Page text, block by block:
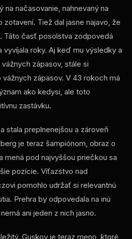
na načasovanie, nahnevaný na
zotavení. Tiež dal jasne najavo, že
Táto časť posolstva zodpovedá
vyvíjala roky. Aj keď mu výsledky a
zápasov, stále si
zápasov. V 43 rokoch má
ako kedysi, ale toto
zastávku.
stala preplnenejšou a zároveň
je teraz šampiónom, obraz o
mená pod najvyššou priečkou sa
pozície. Víťazstvo nad
pomohlo udržať si relevantnú
Prehra by odpovedala na inú
ani jeden z nich jasno.
Guskov je teraz meno, ktoré